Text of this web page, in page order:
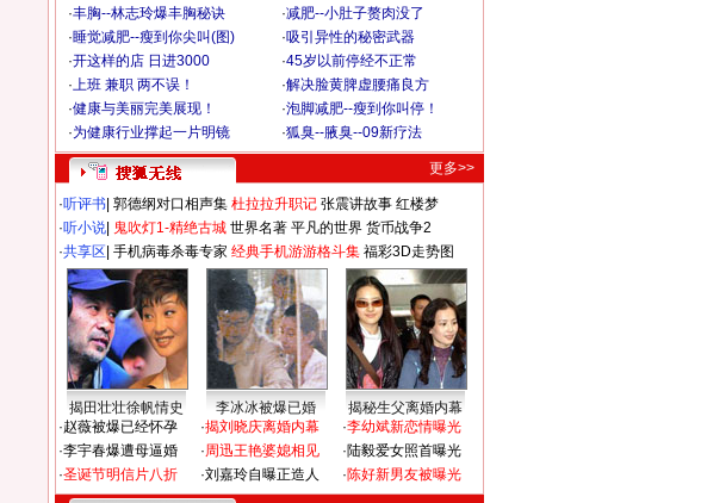
·丰胸--林志玲爆丰胸秘诀 ·减肥--小肚子赘肉没了
·睡觉减肥--瘦到你尖叫(图) ·吸引异性的秘密武器
·开这样的店 日进3000 ·45岁以前停经不正常
·上班 兼职 两不误！ ·解决脸黄脾虚腰痛良方
·健康与美丽完美展现！ ·泡脚减肥--瘦到你叫停！
·为健康行业撑起一片明镜 ·狐臭--腋臭--09新疗法
更多>>
·听评书 郭德纲对口相声集 杜拉拉升职记 张震讲故事 红楼梦
·听小说 鬼吹灯1-精绝古城 世界名著 平凡的世界 货币战争2
·共享区 手机病毒杀毒专家 经典手机游游格斗集 福彩3D走势图
揭田壮壮徐帆情史 李冰冰被爆已婚
揭秘生父离婚内幕
·赵薇被爆已经怀孕
·李宇春爆遭母逼婚
·圣诞节明信片八折
·揭刘晓庆离婚内幕
·周迅王艳婆媳相见
·刘嘉玲自曝正造人
·李幼斌新恋情曝光
·陆毅爱女照首曝光
·陈好新男友被曝光